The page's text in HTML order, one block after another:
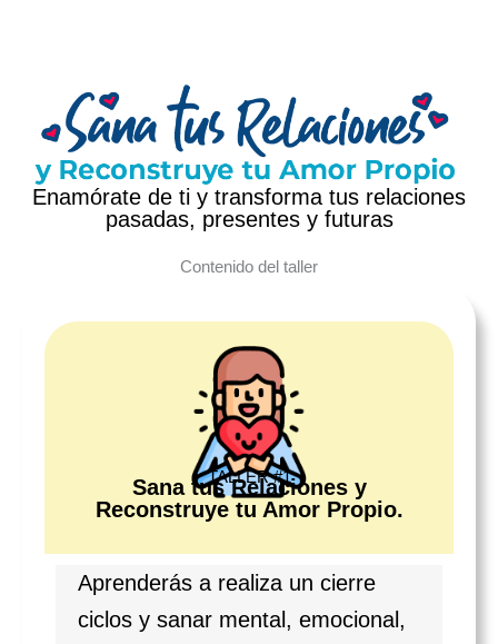
Enamórate de ti y transforma tus relaciones
pasadas, presentes y futuras
Contenido del taller
TALLER #1
Sana tus Relaciones y
Reconstruye tu Amor Propio.
Aprenderás a realiza un cierre
ciclos y sanar mental, emocional,